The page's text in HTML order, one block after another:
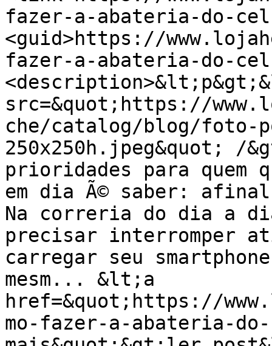
fazer-a-abateria-do-
<guid>https://
fazer-a-abateria-do-
src=&quot;https://
che/catalog/blog/foto-
250x250h.jpeg&quot; /
prioridades para quem
em dia Ã© saber:
Na correria do dia a
precisar interromper
carregar seu
mesm... &lt;a
href=&quot;https://
mo-fazer-a-abateria-